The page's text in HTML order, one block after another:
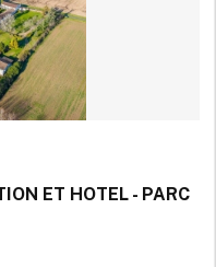
ET HOTEL - PARC